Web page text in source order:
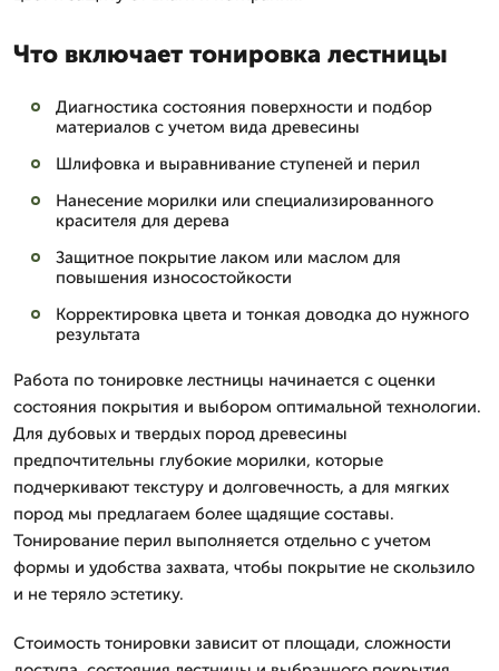
Что включает тонировка лестницы
Диагностика состояния поверхности и подбор
материалов с учетом вида древесины
Шлифовка и выравнивание ступеней и перил
Нанесение морилки или специализированного
красителя для дерева
Защитное покрытие лаком или маслом для
повышения износостойкости
Корректировка цвета и тонкая доводка до нужного
результата
Работа по тонировке лестницы начинается с оценки
состояния покрытия и выбором оптимальной технологии.
Для дубовых и твердых пород древесины
предпочтительны глубокие морилки, которые
подчеркивают текстуру и долговечность, а для мягких
пород мы предлагаем более щадящие составы.
Тонирование перил выполняется отдельно с учетом
формы и удобства захвата, чтобы покрытие не скользило
и не теряло эстетику.
Стоимость тонировки зависит от площади, сложности